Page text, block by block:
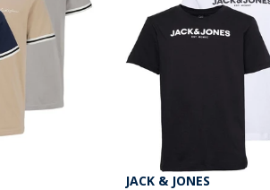
JACK & JONES